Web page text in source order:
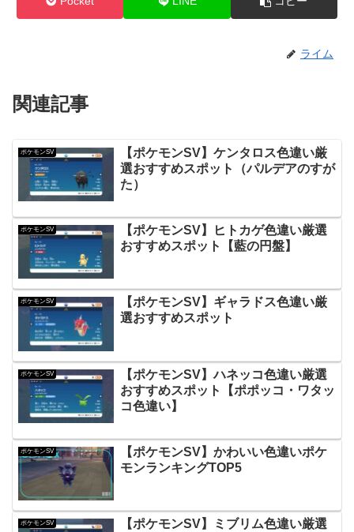
ライム
関連記事
ポケモンSV
【ポケモンSV】ケンタロス色違い厳
選おすすめスポット（パルデアのすが
た）
ポケモンSV
【ポケモンSV】ヒトカゲ色違い厳選
おすすめスポット【藍の円盤】
ポケモンSV
【ポケモンSV】ギャラドス色違い厳
選おすすめスポット
ポケモンSV
【ポケモンSV】ハネッコ色違い厳選
おすすめスポット【ポポッコ・ワタッ
コ色違い】
ポケモンSV
【ポケモンSV】かわいい色違いポケ
モンランキングTOP5
ポケモンSV
【ポケモンSV】ミブリム色違い厳選